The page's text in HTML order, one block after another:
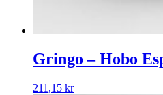
Gringo – Hobo
211,15 kr